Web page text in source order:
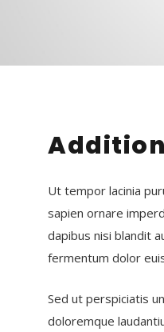
Ut tempor lacinia
sapien ornare
dapibus nisi blandit
fermentum dolor
Sed ut perspiciatis
doloremque